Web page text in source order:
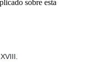
sobre esta